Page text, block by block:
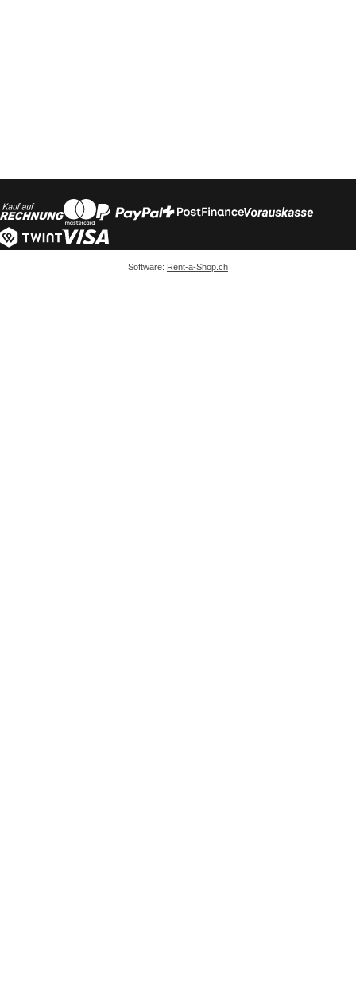
Software: Rent-a-Shop.ch